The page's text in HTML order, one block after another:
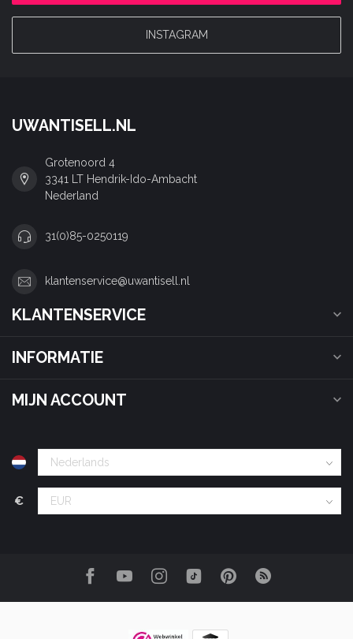
INSTAGRAM
UWANTISELL.NL
Grotenoord 4
3341 LT Hendrik-Ido-Ambacht
Nederland
31(0)85-0250119
klantenservice@uwantisell.nl
KLANTENSERVICE
INFORMATIE
MIJN ACCOUNT
€